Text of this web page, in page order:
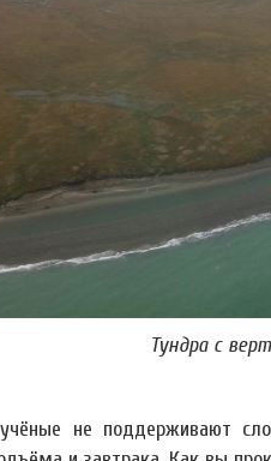
Тундра с
не поддерживают